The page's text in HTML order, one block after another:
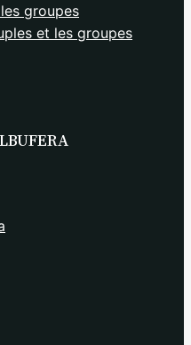
groupes
et les groupes